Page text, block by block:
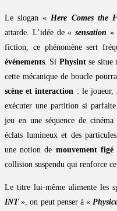
Le slogan « Here Comes the
attarde. L’idée de « sensation »
fiction, ce phénomène sert
événements . Si Physintse situe
cette mécanique de boucle
scène et interaction : le joueur,
exécuter une partition si
jeu en une séquence de
éclats lumineux et des
une notion de mouvement figé
collision suspendu qui renforce
Le titre lui-même alimente les
INT », on peut penser à «